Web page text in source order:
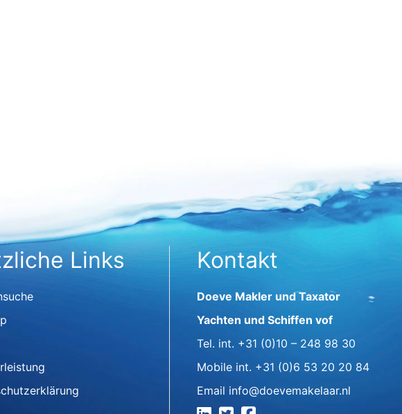
Links Kontakt
Doeve Makler und Taxator
Yachten und Schiffen vof
Tel. int. +31 (0)10 – 248 98 30
Mobile int. +31 (0)6 53 20 20 84
Email info@doevemakelaar.nl